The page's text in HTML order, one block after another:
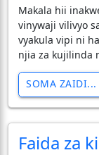
Makala hii
vinywaji vilivyo
vyakula vipi ni
njia za kujilinda
SOMA ZAIDI...
Faida za